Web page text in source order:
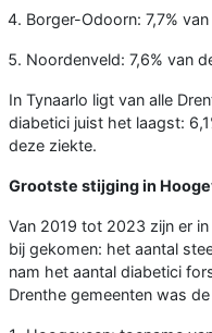
Borger-Odoorn: 7,7%
Noordenveld: 7,6% van
In Tynaarlo ligt van alle
diabetici juist het laagst:
deze ziekte.
Grootste stijging in
Van 2019 tot 2023 zijn er
bij gekomen: het aantal
nam het aantal diabetici
Drenthe gemeenten was